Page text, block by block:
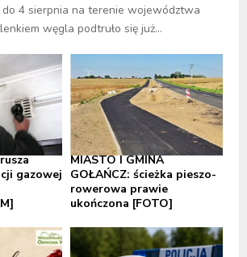
do 4 sierpnia na terenie województwa
węgla podtruło się już...
gazowej
MIASTO I GMINA
GOŁAŃCZ: ścieżka pieszo-
rowerowa prawie
ukończona [FOTO]